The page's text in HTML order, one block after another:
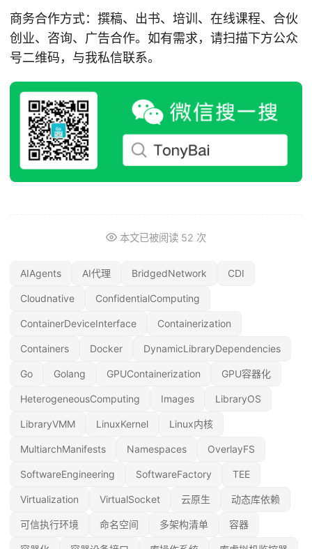
商务合作方式：撰稿、出书、培训、在线课程、合伙
创业、咨询、广告合作。如有需求，请扫描下方公众
号二维码，与我私信联系。
本文已被阅读 52 次
AIAgents AI代理 BridgedNetwork CDI
Cloudnative ConfidentialComputing
ContainerDeviceInterface Containerization
Containers Docker DynamicLibraryDependencies
Go Golang GPUContainerization GPU容器化
HeterogeneousComputing Images LibraryOS
LibraryVMM LinuxKernel Linux内核
MultiarchManifests Namespaces OverlayFS
SoftwareEngineering SoftwareFactory TEE
Virtualization VirtualSocket 云原生 动态库依赖
可信执行环境 命名空间 多架构清单 容器